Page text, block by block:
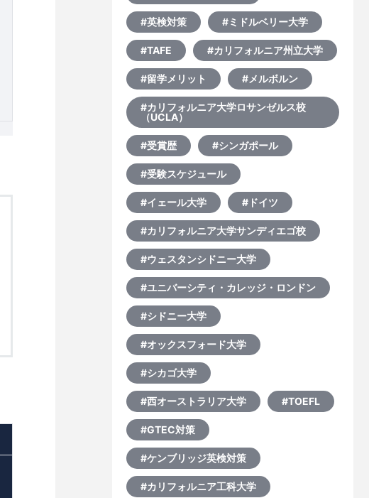
#英検対策 #ミドルベリー大学
#TAFE #カリフォルニア州立大学
#留学メリット #メルボルン
#カリフォルニア大学ロサンゼルス校
（UCLA）
#受賞歴 #シンガポール
#受験スケジュール
#イェール大学 #ドイツ
#カリフォルニア大学サンディエゴ校
#ウェスタンシドニー大学
#ユニバーシティ・カレッジ・ロンドン
#シドニー大学
#オックスフォード大学
#シカゴ大学
#西オーストラリア大学 #TOEFL
#GTEC対策
#ケンブリッジ英検対策
#カリフォルニア工科大学